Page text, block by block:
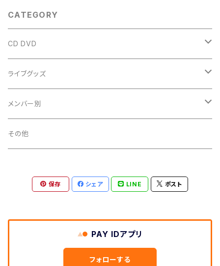
CATEGORY
CD DVD
single
album
DVD
ライブグッズ
タオル
Ｔシャツ
ペンライト
その他
メンバー別
中山星香
篠原ののか
吉田琴音
その他
保存 シェア LINE ポスト
PAY IDアプリ
フォローする